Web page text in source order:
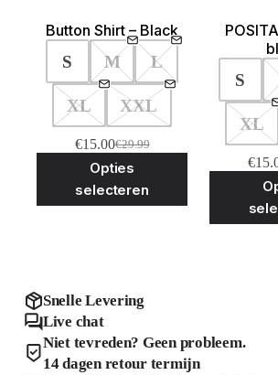
Button Shirt – Black
S M L
XL XXL
€29.99
Oorspronkelijke
prijs
was:
€15.00Huidige
prijs
is:
Opties
selecteren
product
meerdere
variaties.
de
productpagina
S
XL
€
Snelle Levering
Live chat
Niet tevreden? Geen probleem.
14 dagen retour termijn